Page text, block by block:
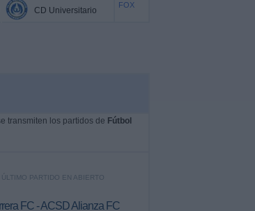
CD Universitario
FOX
transmiten los partidos de Fútbol
ÚLTIMO PARTIDO EN ABIERTO
FC - ACSD Alianza FC